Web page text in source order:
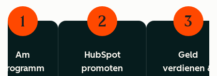
1
Am
Programm
2
HubSpot
promoten
3
Geld
verdienen &